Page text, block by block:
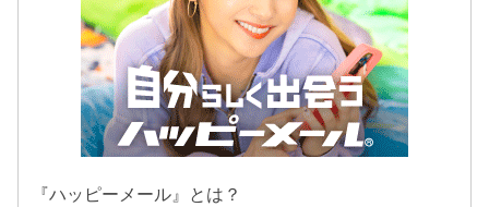
『ハッピーメール』とは？